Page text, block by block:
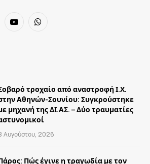
YouTubeWhatsApp
τροχαίο από αναστροφή Ι.Χ.
Αθηνών-Σουνίου: Συγκρούστηκε
μηχανή της ΔΙ.ΑΣ. – Δύο τραυματίες
Αυγούστου, 2026
Πάρος: Πώς έγινε η τραγωδία με τον